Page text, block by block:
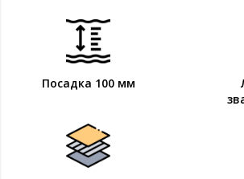
Посадка 100 мм